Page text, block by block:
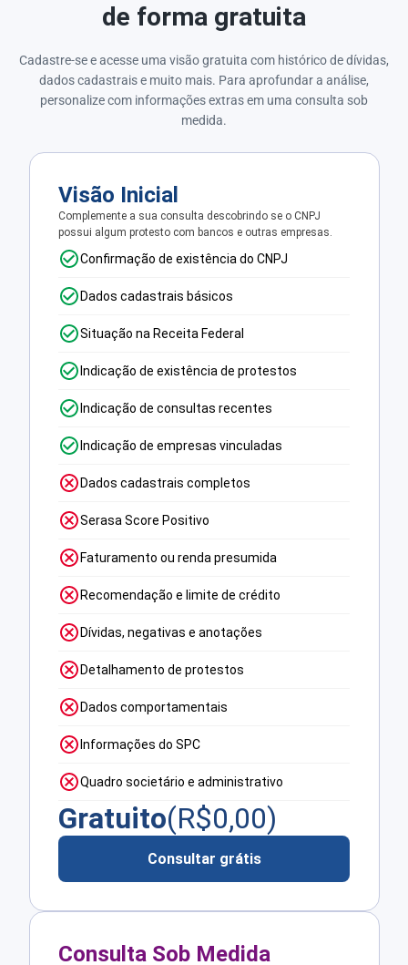
de forma gratuita
Cadastre-se e acesse uma visão gratuita com histórico de dívidas,
dados cadastrais e muito mais. Para aprofundar a análise,
personalize com informações extras em uma consulta sob
medida.
Visão Inicial
Complemente a sua consulta descobrindo se o CNPJ
possui algum protesto com bancos e outras empresas.
Confirmação de existência do CNPJ
Dados cadastrais básicos
Situação na Receita Federal
Indicação de existência de protestos
Indicação de consultas recentes
Indicação de empresas vinculadas
Dados cadastrais completos
Serasa Score Positivo
Faturamento ou renda presumida
Recomendação e limite de crédito
Dívidas, negativas e anotações
Detalhamento de protestos
Dados comportamentais
Informações do SPC
Quadro societário e administrativo
Gratuito(R$0,00)
Consultar grátis
Consulta Sob Medida